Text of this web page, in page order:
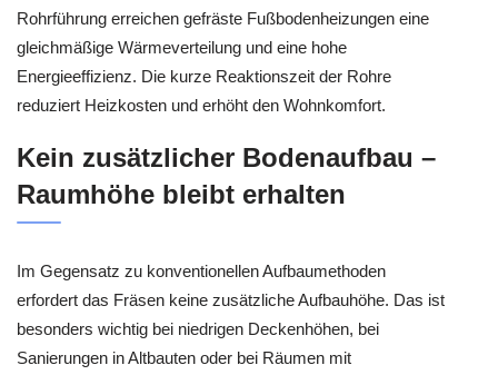
Rohrführung erreichen gefräste Fußbodenheizungen eine
gleichmäßige Wärmeverteilung und eine hohe
Energieeffizienz. Die kurze Reaktionszeit der Rohre
reduziert Heizkosten und erhöht den Wohnkomfort.
Kein zusätzlicher Bodenaufbau –
Raumhöhe bleibt erhalten
Im Gegensatz zu konventionellen Aufbaumethoden
erfordert das Fräsen keine zusätzliche Aufbauhöhe. Das ist
besonders wichtig bei niedrigen Deckenhöhen, bei
Sanierungen in Altbauten oder bei Räumen mit